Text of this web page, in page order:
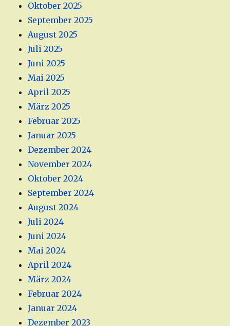
Oktober 2025
September 2025
August 2025
Juli 2025
Juni 2025
Mai 2025
April 2025
März 2025
Februar 2025
Januar 2025
Dezember 2024
November 2024
Oktober 2024
September 2024
August 2024
Juli 2024
Juni 2024
Mai 2024
April 2024
März 2024
Februar 2024
Januar 2024
Dezember 2023